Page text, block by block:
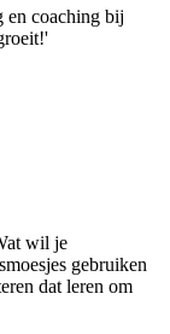
en coaching bij
wil je
gebruiken
dat leren om